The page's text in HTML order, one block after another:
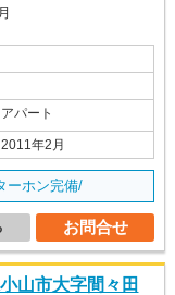
アパート
2011年2月
ーホン完備/
お問合せ
山市大字間々田